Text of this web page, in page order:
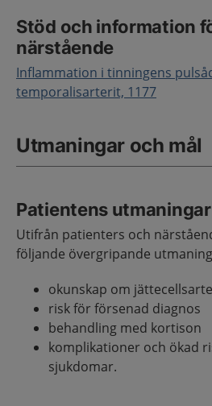
Stöd och information
närstående
Inflammation i tinningens
temporalisarterit, 1177
Utmaningar och mål
Patientens utmaningar
Utifrån patienters och
följande övergripande
okunskap om
risk för försenad diagnos
behandling med kortison
komplikationer och ökad
sjukdomar.